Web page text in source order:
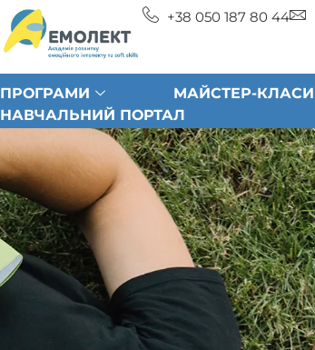
+38 050 187 80 44
ПРОГРАМИ МАЙСТЕР-КЛАСИ
НАВЧАЛЬНИЙ ПОРТАЛ